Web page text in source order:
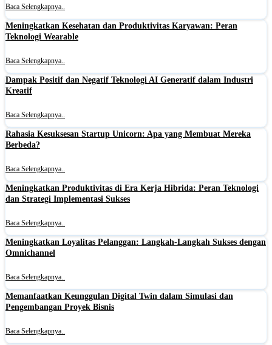
Baca Selengkapnya..
Meningkatkan Kesehatan dan Produktivitas Karyawan: Peran
Teknologi Wearable
Baca Selengkapnya..
Dampak Positif dan Negatif Teknologi AI Generatif dalam Industri
Kreatif
Baca Selengkapnya..
Rahasia Kesuksesan Startup Unicorn: Apa yang Membuat Mereka
Berbeda?
Baca Selengkapnya..
Meningkatkan Produktivitas di Era Kerja Hibrida: Peran Teknologi
dan Strategi Implementasi Sukses
Baca Selengkapnya..
Meningkatkan Loyalitas Pelanggan: Langkah-Langkah Sukses dengan
Omnichannel
Baca Selengkapnya..
Memanfaatkan Keunggulan Digital Twin dalam Simulasi dan
Pengembangan Proyek Bisnis
Baca Selengkapnya..